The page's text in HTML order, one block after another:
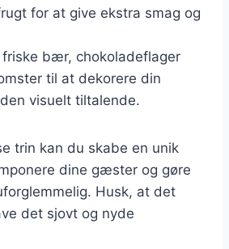
for at give ekstra smag og
friske bær, chokoladeflager
til at dekorere din
visuelt tiltalende.
trin kan du skabe en unik
dine gæster og gøre
Husk, at det
det sjovt og nyde